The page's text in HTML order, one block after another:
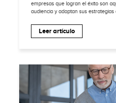
empresas que logran el éxito son
audiencia y adaptan sus estrategias
Leer artículo